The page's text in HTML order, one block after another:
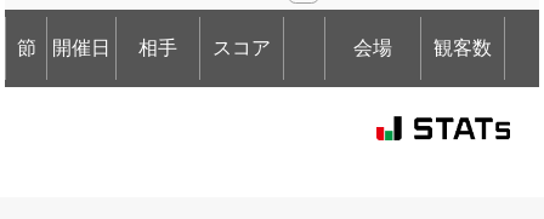
節 開催日 相手 スコア 会場 観客数
節 開催日 相手